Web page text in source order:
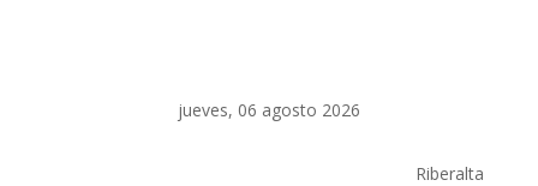
jueves, 06 agosto 2026
Riberalta